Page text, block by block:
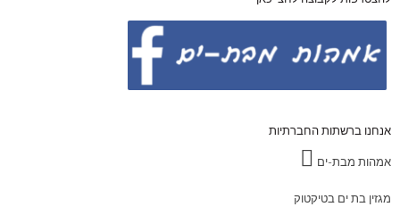
אנחנו ברשתות החברתיות
אמהות מבת-ים
מגזין בת ים בטיקטוק